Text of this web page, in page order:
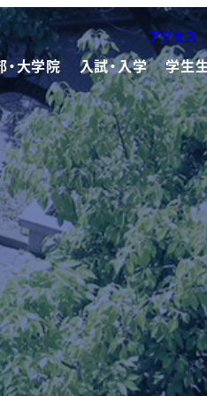
アクセス
・大学院 入試・入学 学生